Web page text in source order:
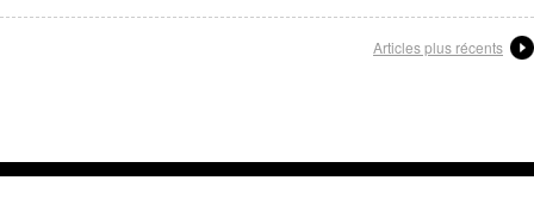
Articles plus récents